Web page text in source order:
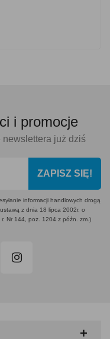
i promocje
newslettera już dziś
ZAPISZ SIĘ!
informacji handlowych drogą
z dnia 18 lipca 2002r. o
Nr 144, poz. 1204 z późn. zm.)